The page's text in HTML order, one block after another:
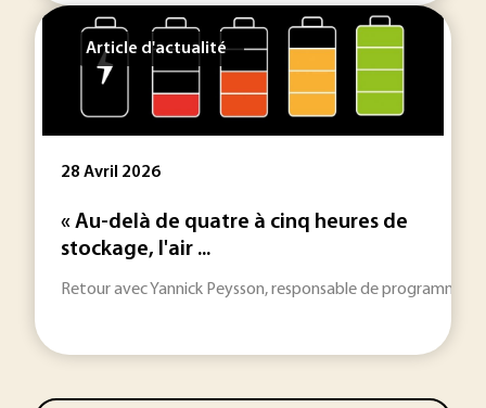
Article d'actualité
28 Avril 2026
« Au-delà de quatre à cinq heures de
stockage, l'air ...
Retour avec Yannick Peysson, responsable de